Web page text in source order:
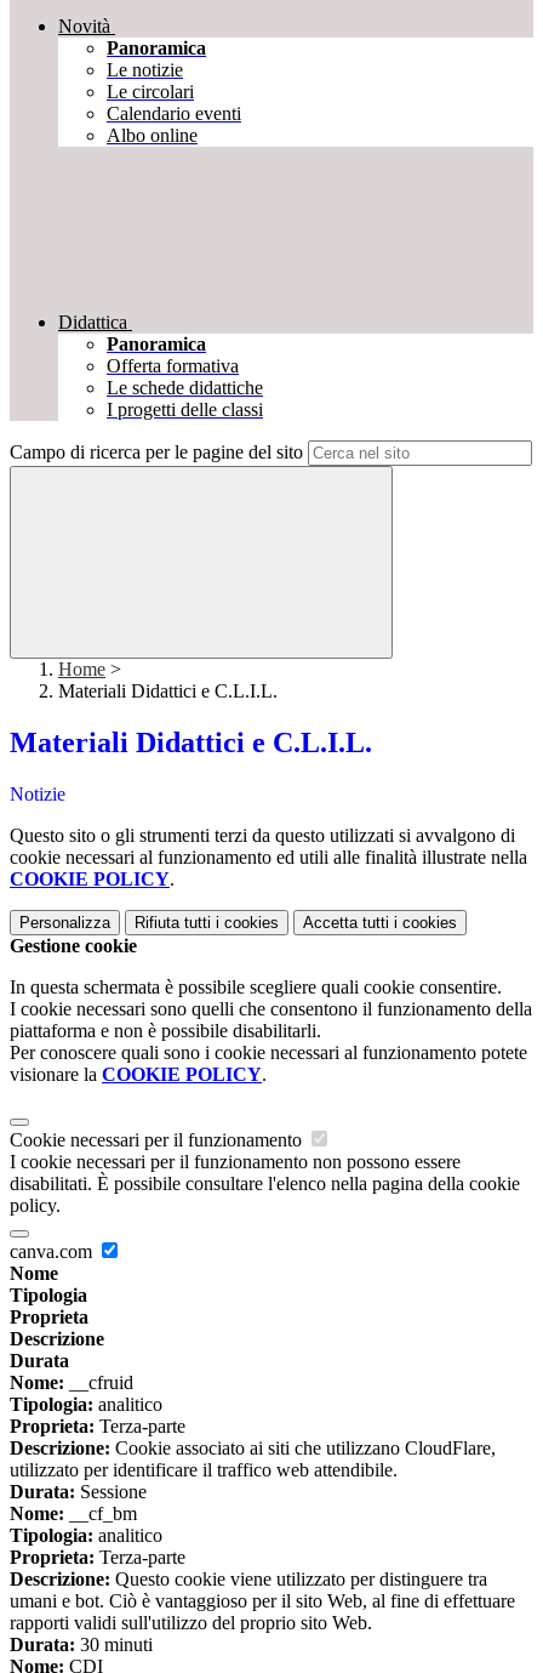
Novità
Panoramica
Le notizie
Le circolari
Calendario eventi
Albo online
Didattica
Panoramica
Offerta formativa
Le schede didattiche
I progetti delle classi
Campo di ricerca per le pagine del sito
Home >
Materiali Didattici e C.L.I.L.
Materiali Didattici e C.L.I.L.
Notizie
Questo sito o gli strumenti terzi da questo utilizzati si avvalgono di
cookie necessari al funzionamento ed utili alle finalità illustrate nella
COOKIE POLICY.
Personalizza Rifiuta tutti i cookies Accetta tutti i cookies
Gestione cookie
In questa schermata è possibile scegliere quali cookie consentire.
I cookie necessari sono quelli che consentono il funzionamento della
piattaforma e non è possibile disabilitarli.
Per conoscere quali sono i cookie necessari al funzionamento potete
visionare la COOKIE POLICY.
Cookie necessari per il funzionamento
I cookie necessari per il funzionamento non possono essere
disabilitati. È possibile consultare l'elenco nella pagina della cookie
policy.
canva.com
Nome
Tipologia
Proprieta
Descrizione
Durata
Nome: __cfruid
Tipologia: analitico
Proprieta: Terza-parte
Descrizione: Cookie associato ai siti che utilizzano CloudFlare,
utilizzato per identificare il traffico web attendibile.
Durata: Sessione
Nome: __cf_bm
Tipologia: analitico
Proprieta: Terza-parte
Descrizione: Questo cookie viene utilizzato per distinguere tra
umani e bot. Ciò è vantaggioso per il sito Web, al fine di effettuare
rapporti validi sull'utilizzo del proprio sito Web.
Durata: 30 minuti
Nome: CDI